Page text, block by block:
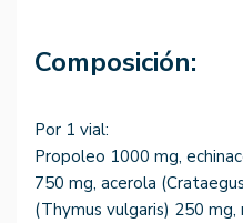
Composición:
Por 1 vial:
Propoleo 1000 mg,
750 mg, acerola
(Thymus vulgaris) 250